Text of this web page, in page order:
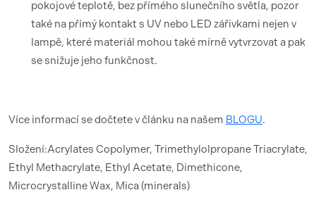
pokojové teplotě, bez přímého slunečního světla, pozor
také na přímý kontakt s UV nebo LED zářivkami nejen v
lampě, které materiál mohou také mírně vytvrzovat a pak
se snižuje jeho funkčnost.
Více informací se dočtete v článku na našem BLOGU.
Složení:Acrylates Copolymer, Trimethylolpropane Triacrylate,
Ethyl Methacrylate, Ethyl Acetate, Dimethicone,
Microcrystalline Wax, Mica (minerals)